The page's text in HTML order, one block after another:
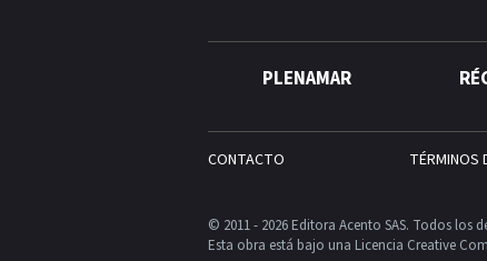
PLENAMAR
CONTACTO TÉRMINOS
© 2011 - 2026 Editora Acento SAS. Todos los
Esta obra está bajo una Licencia Creative